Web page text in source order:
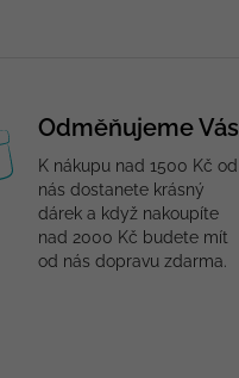
Odměňujeme Vás
K nákupu nad 1500 Kč od
nás dostanete krásný
dárek a když nakoupíte
nad 2000 Kč budete mít
od nás dopravu zdarma.